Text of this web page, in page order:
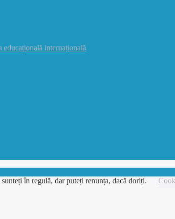
internațională
în regulă, dar puteți renunța, dacă doriți.